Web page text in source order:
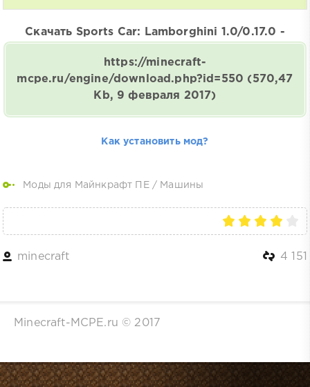
Скачать Sports Car: Lamborghini 1.0/0.17.0 -
https://minecraft-
mcpe.ru/engine/download.php?id=550 (570,47
Kb, 9 февраля 2017)
Как установить мод?
Моды для Майнкрафт ПЕ/ Машины
minecraft 4 151
Minecraft-MCPE.ru © 2017